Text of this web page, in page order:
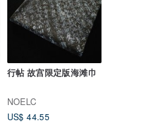
行帖 故宫限定版海滩巾
NOELC
US$ 44.55